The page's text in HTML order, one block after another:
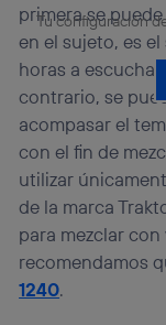
primera se
en el sujeto, es
horas a
contrario, se
acompasar el
con el fin de
utilizar
de la marca
para mezclar
recomendamos
1240.
Tu configuración